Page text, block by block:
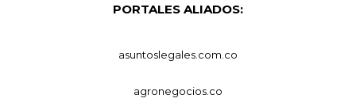
PORTALES ALIADOS:
asuntoslegales.com.co
agronegocios.co